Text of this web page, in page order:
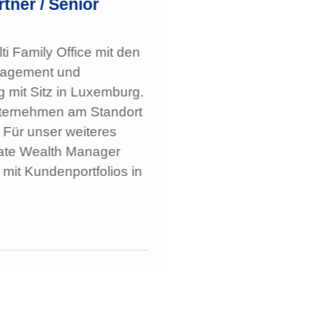
/ Senior
Family Office mit den
und
mit Sitz in Luxemburg.
am Standort
unser weiteres
Wealth Manager
Kundenportfolios in